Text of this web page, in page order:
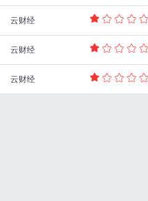
云财经
云财经
云财经